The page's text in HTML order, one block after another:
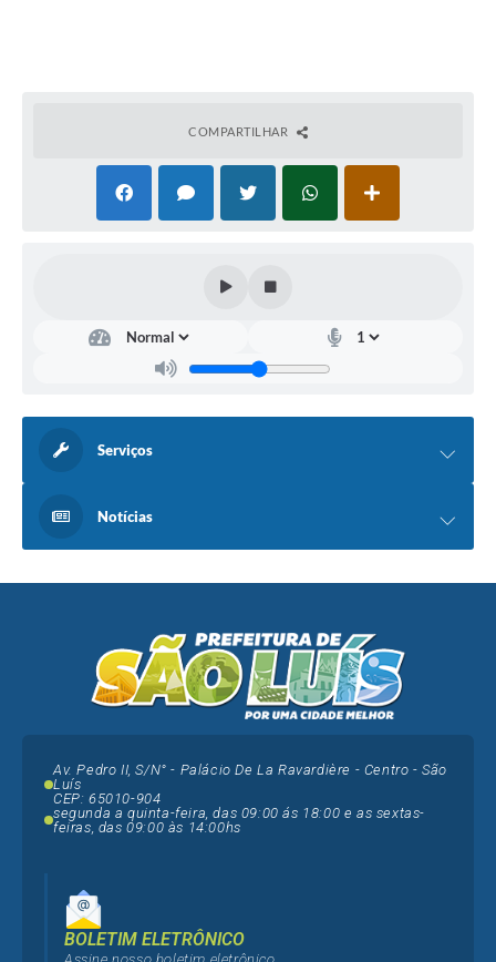
COMPARTILHAR
Serviços
Notícias
Av. Pedro II, S/N° - Palácio De La Ravardière - Centro - São
Luís
CEP: 65010-904
segunda a quinta-feira, das 09:00 ás 18:00 e as sextas-
feiras, das 09:00 às 14:00hs
BOLETIM ELETRÔNICO